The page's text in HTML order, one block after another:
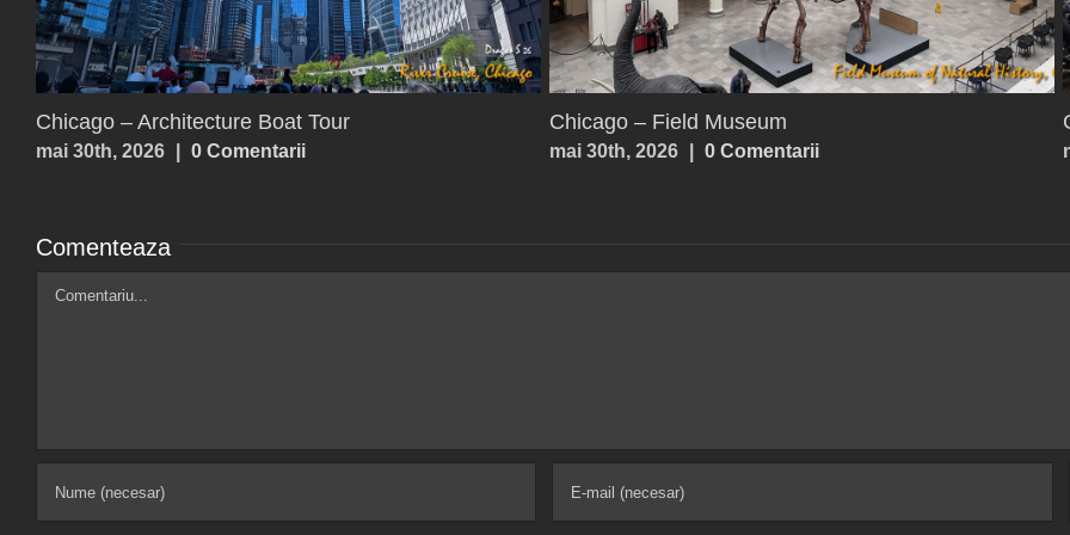
Paxos, Antipaxos
iulie 25th, 2026 0 Comentarii
Parga
iulie 25th, 2026 0 Comentarii
Comenteaza
Comment